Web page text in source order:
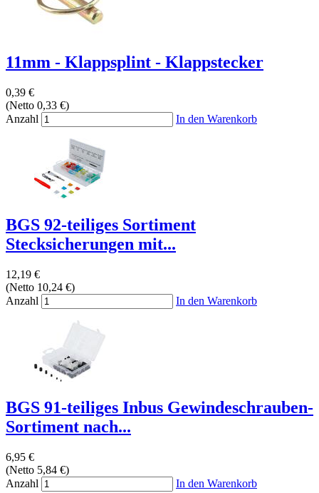
11mm - Klappsplint - Klappstecker
0,39 €
(Netto 0,33 €)
Anzahl
In den Warenkorb
BGS 92-teiliges Sortiment
Stecksicherungen mit...
12,19 €
(Netto 10,24 €)
Anzahl
In den Warenkorb
BGS 91-teiliges Inbus Gewindeschrauben-
Sortiment nach...
6,95 €
(Netto 5,84 €)
Anzahl
In den Warenkorb